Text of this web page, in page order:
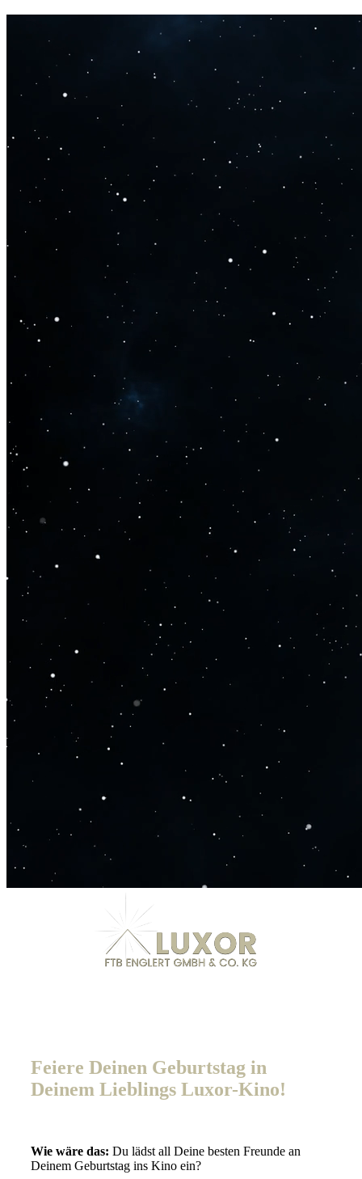
Feiere Deinen Geburtstag in
Deinem Lieblings Luxor-Kino!
Wie wäre das: Du lädst all Deine besten Freunde an
Deinem Geburtstag ins Kino ein?